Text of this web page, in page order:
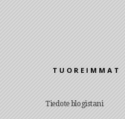
TUOREIMMAT
Tiedote blogistani